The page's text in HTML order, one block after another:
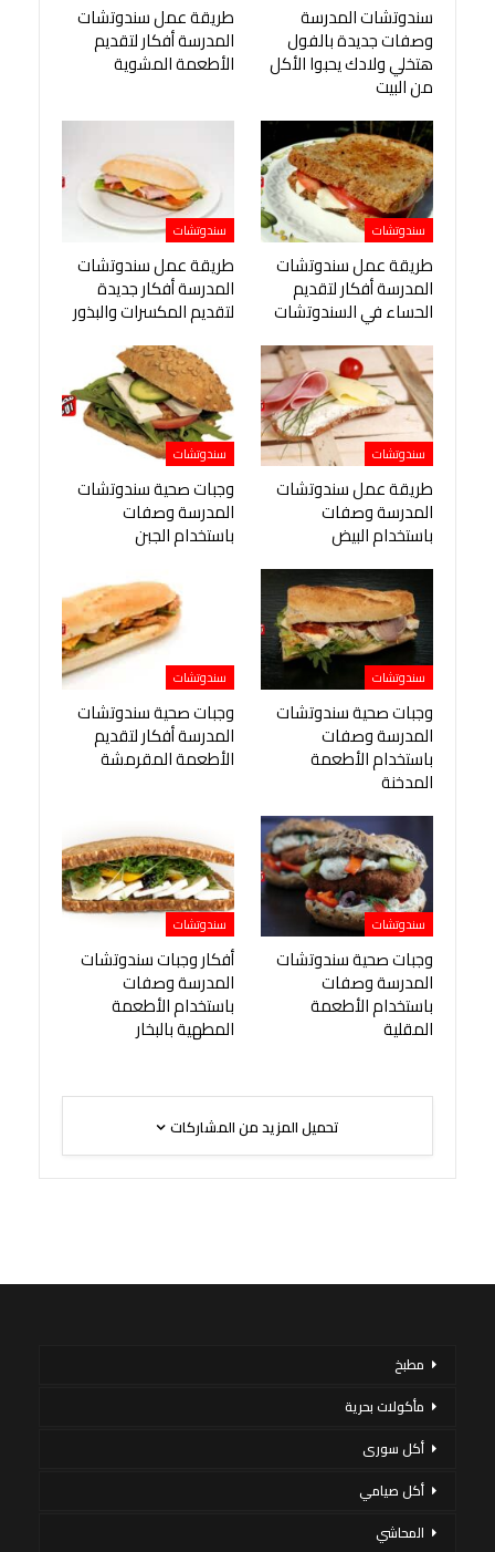
سندوتشات المدرسة
وصفات جديدة بالفول
هتخلي ولادك يحبوا الأكل
من البيت
طريقة عمل سندوتشات
المدرسة أفكار لتقديم
الأطعمة المشوية
سندوتشات
طريقة عمل سندوتشات
المدرسة أفكار لتقديم
الحساء في السندوتشات
سندوتشات
طريقة عمل سندوتشات
المدرسة أفكار جديدة
لتقديم المكسرات والبذور
سندوتشات
طريقة عمل سندوتشات
المدرسة وصفات
باستخدام البيض
سندوتشات
وجبات صحية سندوتشات
المدرسة وصفات
باستخدام الجبن
سندوتشات
وجبات صحية سندوتشات
المدرسة وصفات
باستخدام الأطعمة
المدخنة
سندوتشات
وجبات صحية سندوتشات
المدرسة أفكار لتقديم
الأطعمة المقرمشة
سندوتشات
وجبات صحية سندوتشات
المدرسة وصفات
باستخدام الأطعمة
المقلية
سندوتشات
أفكار وجبات سندوتشات
المدرسة وصفات
باستخدام الأطعمة
المطهية بالبخار
تحميل المزيد من المشاركات
مطبخ
مأكولات بحرية
أكل سورى
أكل صيامي
المحاشي